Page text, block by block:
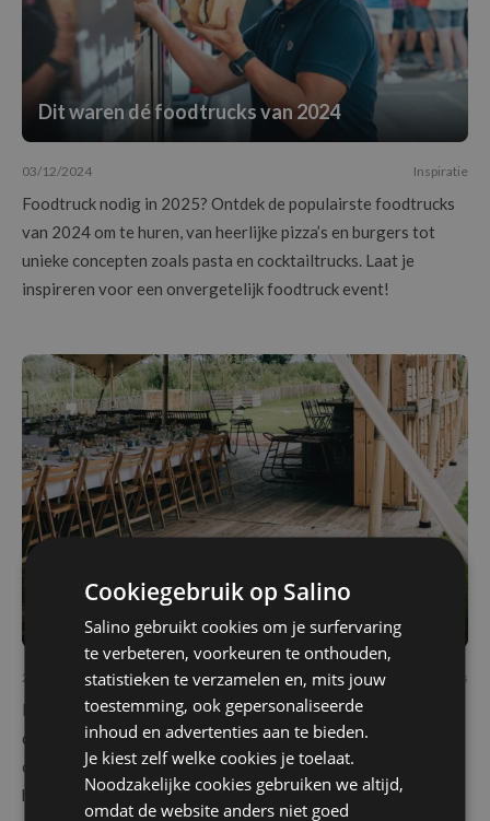
Dit waren dé foodtrucks van 2024
Inspiratie
03/12/2024
Foodtruck nodig in 2025? Ontdek de populairste foodtrucks
van 2024 om te huren, van heerlijke pizza’s en burgers tot
unieke concepten zoals pasta en cocktailtrucks. Laat je
inspireren voor een onvergetelijk foodtruck event!
Trendalert: dit zijn de 5 partytrends deze
herfst!
Tips en Trends
27/10/2024
Partytrends van deze herfst! Herfstige kleuren en duurzame
decoraties zorgen voor een gezellig herfstevent. Verfijnd
comfort food en sfeervolle verlichting maken je event
helemaal af. Laat je nu inspireren!
Cookiegebruik op Salino
Salino gebruikt cookies om je surfervaring
te verbeteren, voorkeuren te onthouden,
statistieken te verzamelen en, mits jouw
toestemming, ook gepersonaliseerde
inhoud en advertenties aan te bieden.
Je kiest zelf welke cookies je toelaat.
Noodzakelijke cookies gebruiken we altijd,
omdat de website anders niet goed